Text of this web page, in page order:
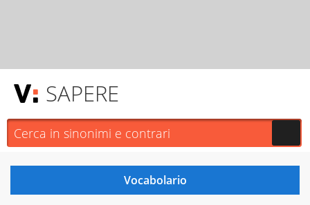
SAPERE